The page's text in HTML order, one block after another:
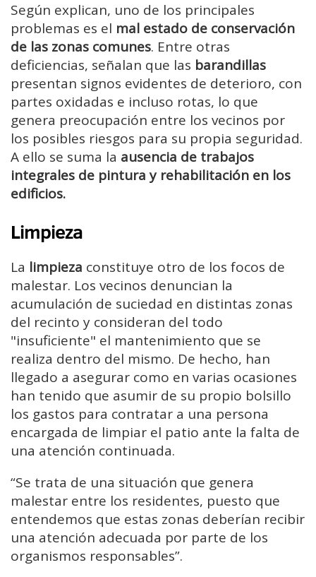
Según explican, uno de los principales
problemas es el mal estado de conservación
de las zonas comunes. Entre otras
deficiencias, señalan que las barandillas
presentan signos evidentes de deterioro, con
partes oxidadas e incluso rotas, lo que
genera preocupación entre los vecinos por
los posibles riesgos para su propia seguridad.
A ello se suma la ausencia de trabajos
integrales de pintura y rehabilitación en los
edificios.
Limpieza
La limpieza constituye otro de los focos de
malestar. Los vecinos denuncian la
acumulación de suciedad en distintas zonas
del recinto y consideran del todo
"insuficiente" el mantenimiento que se
realiza dentro del mismo. De hecho, han
llegado a asegurar como en varias ocasiones
han tenido que asumir de su propio bolsillo
los gastos para contratar a una persona
encargada de limpiar el patio ante la falta de
una atención continuada.
“Se trata de una situación que genera
malestar entre los residentes, puesto que
entendemos que estas zonas deberían recibir
una atención adecuada por parte de los
organismos responsables”.